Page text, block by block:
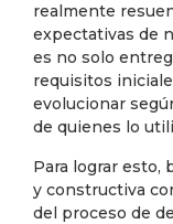
realmente
expectativas de
es no solo
requisitos
evolucionar
de quienes lo
Para lograr esto,
y constructiva
del proceso de